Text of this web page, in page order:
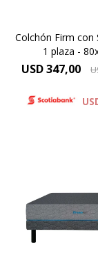
Colchón Firm con
1 plaza -
USD347,00
Para vos
necesitas un
después de una
haber dado
descubrí el